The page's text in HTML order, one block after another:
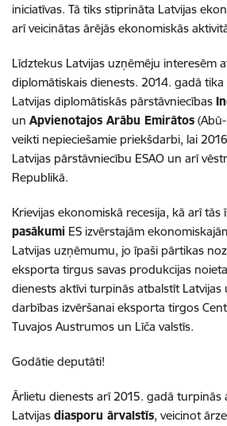
iniciatīvas. Tā tiks stiprināta Latvijas
arī veicinātas ārējās ekonomiskās
Līdztekus Latvijas uzņēmēju interesēm
diplomātiskais dienests. 2014. gadā
Latvijas diplomātiskās pārstāvniecības
un Apvienotajos Arābu Emirātos
veikti nepieciešamie priekšdarbi, lai
Latvijas pārstāvniecību ESAO un arī
Republikā.
Krievijas ekonomiskā recesija, kā arī tās
pasākumi ES izvērstajām
Latvijas uzņēmumu, jo īpaši pārtikas
eksporta tirgus savas produkcijas
dienests aktīvi turpinās atbalstīt Latvijas
darbības izvēršanai eksporta tirgos
Tuvajos Austrumos un Līča valstīs.
Godātie deputāti!
Ārlietu dienests arī 2015. gadā turpinās
Latvijas diasporu ārvalstīs, veicinot